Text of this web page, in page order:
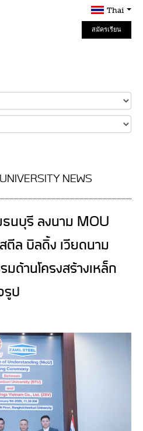
Thai
สมัครเรียน
Online
NEWS
นบุรี ลงนาม MOU
ล บิลดิ้ง เวียดนาม
ด้านโครงสร้างเหล็ก
รูป